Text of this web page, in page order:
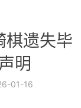
棋遗失毕
明
01-16